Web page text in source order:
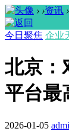
› ›资讯 ›
今日聚焦 企业
北京：
平台最
2026-01-05